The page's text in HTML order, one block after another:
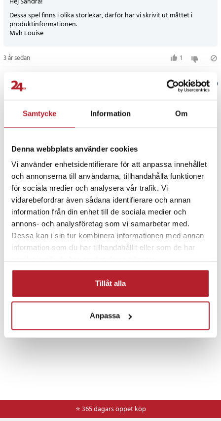
Samtycke Information Om
Denna webbplats använder cookies
Vi använder enhetsidentifierare för att anpassa innehållet
och annonserna till användarna, tillhandahålla funktioner
för sociala medier och analysera vår trafik. Vi
vidarebefordrar även sådana identifierare och annan
information från din enhet till de sociala medier och
annons- och analysföretag som vi samarbetar med.
Dessa kan i sin tur kombinera informationen med annan
information som du har tillhandahållit eller som de har
Tillåt alla
Anpassa
Dessa spel finns i olika storlekar, därför har vi skrivit ut måttet i
produktinformationen.
Mvh Louise
3 år sedan 1
Verified by Trustvoice
PRISGARANTI
Fortsätt att fynda
Barnleksaker Leksaker Spel & pussel
⭐ 365 dagars öppet köp